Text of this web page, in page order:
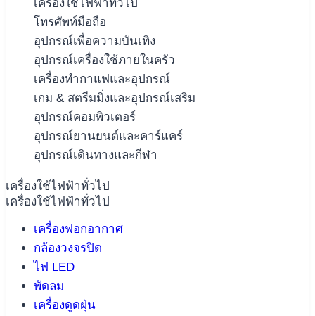
เครื่องใช้ไฟฟ้าทั่วไป
โทรศัพท์มือถือ
อุปกรณ์เพื่อความบันเทิง
อุปกรณ์เครื่องใช้ภายในครัว
เครื่องทำกาแฟและอุปกรณ์
เกม & สตรีมมิ่งและอุปกรณ์เสริม
อุปกรณ์คอมพิวเตอร์
อุปกรณ์ยานยนต์และคาร์แคร์
อุปกรณ์เดินทางและกีฬา
เครื่องใช้ไฟฟ้าทั่วไป
เครื่องใช้ไฟฟ้าทั่วไป
เครื่องฟอกอากาศ
กล้องวงจรปิด
ไฟ LED
พัดลม
เครื่องดูดฝุ่น